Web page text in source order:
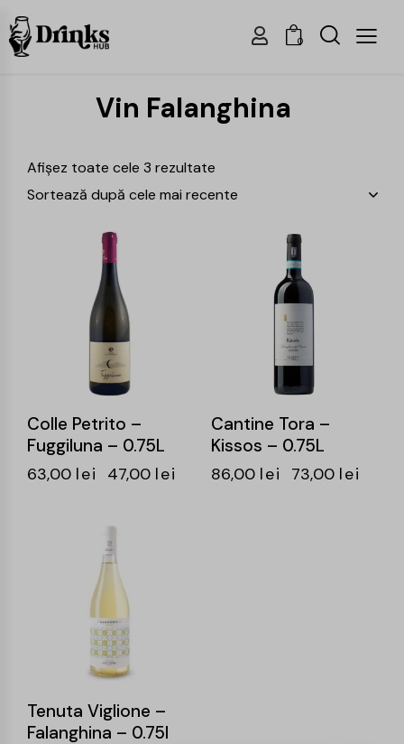
0
Vin Falanghina
Afișez toate cele 3 rezultate
Colle Petrito –
Fuggiluna – 0.75L
63,00 lei 47,00 lei
Cantine Tora –
Kissos – 0.75L
86,00 lei 73,00 lei
Tenuta Viglione –
Falanghina – 0.75l